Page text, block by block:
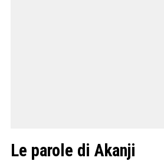
Le parole di Akanji